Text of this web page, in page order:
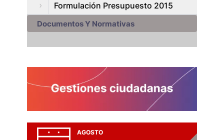
Formulación Presupuesto 2015
Documentos Y Normativas
AGOSTO